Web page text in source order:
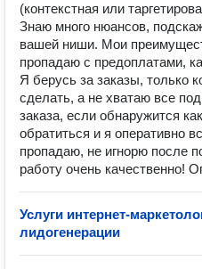
(контекстная или
Знаю много нюансов,
вашей ниши. Мои
пропадаю с предоплатами,
Я берусь за заказы, только
сделать, а не хватаю все
заказа, если обнаружится
обратиться и я оперативно
пропадаю, не игнорю после
работу очень качественно!
Услуги интернет-
лидогенерации